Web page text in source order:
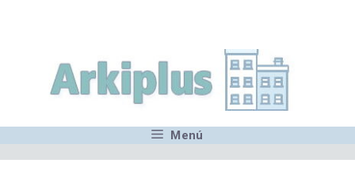
contenido
Menú